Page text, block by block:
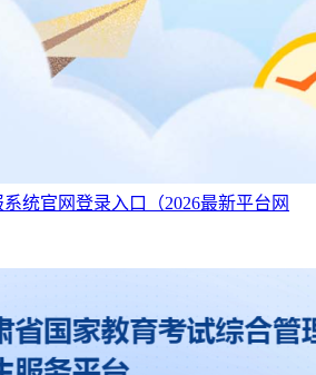
统官网登录入口（2026最新平台网